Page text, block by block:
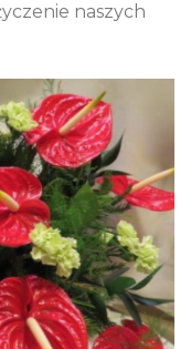
naszych